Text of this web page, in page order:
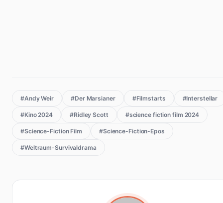
#Andy Weir #Der Marsianer #Filmstarts #Interstellar
#Kino 2024 #Ridley Scott #science fiction film 2024
#Science-Fiction Film #Science-Fiction-Epos
#Weltraum-Survivaldrama